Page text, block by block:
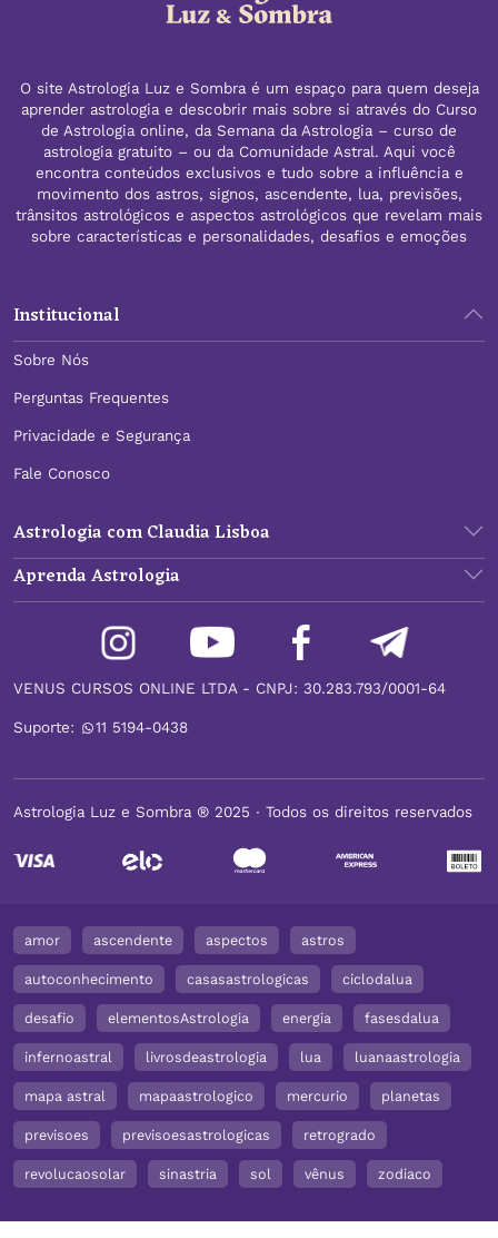
O site Astrologia Luz e Sombra é um espaço para quem deseja
aprender astrologia e descobrir mais sobre si através do Curso
de Astrologia online, da Semana da Astrologia – curso de
astrologia gratuito – ou da Comunidade Astral. Aqui você
encontra conteúdos exclusivos e tudo sobre a influência e
movimento dos astros, signos, ascendente, lua, previsões,
trânsitos astrológicos e aspectos astrológicos que revelam mais
sobre características e personalidades, desafios e emoções
Institucional
Sobre Nós
Perguntas Frequentes
Privacidade e Segurança
Fale Conosco
Astrologia com Claudia Lisboa
Aprenda Astrologia
VENUS CURSOS ONLINE LTDA - CNPJ: 30.283.793/0001-64
Suporte: 11 5194-0438
Astrologia Luz e Sombra ® 2025 ∙ Todos os direitos reservados
amor ascendente aspectos astros
autoconhecimento casasastrologicas ciclodalua
desafio elementosAstrologia energia fasesdalua
infernoastral livrosdeastrologia lua luanaastrologia
mapa astral mapaastrologico mercurio planetas
previsoes previsoesastrologicas retrogrado
revolucaosolar sinastria sol vênus zodiaco